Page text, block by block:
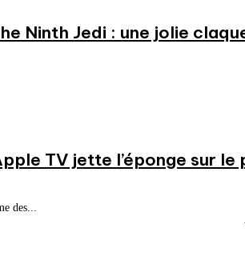
Ninth Jedi : une jolie
TV jette l’éponge sur
des...